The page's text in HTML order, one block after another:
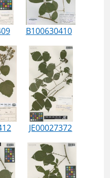
B100630410
JE00027372